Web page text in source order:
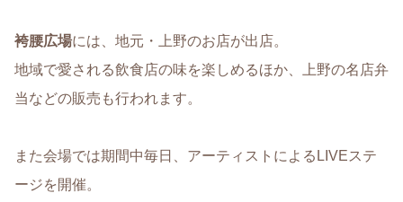
袴腰広場には、地元・上野のお店が出店。
地域で愛される飲食店の味を楽しめるほか、上野の名店弁
当などの販売も行われます。
また会場では期間中毎日、アーティストによるLIVEステ
ージを開催。